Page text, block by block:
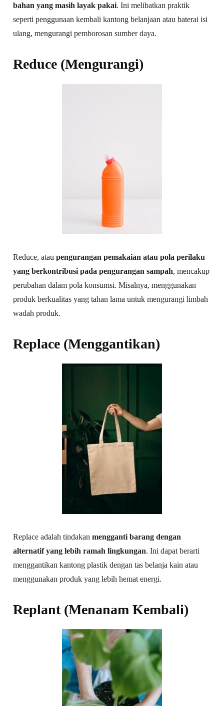
bahan yang masih layak pakai. Ini melibatkan praktik
seperti penggunaan kembali kantong belanjaan atau baterai isi
ulang, mengurangi pemborosan sumber daya.
Reduce (Mengurangi)
Reduce, ataupengurangan pemakaian atau pola perilaku
yang berkontribusi pada pengurangan sampah, mencakup
perubahan dalam pola konsumsi. Misalnya, menggunakan
produk berkualitas yang tahan lama untuk mengurangi limbah
wadah produk.
Replace (Menggantikan)
Replace adalah tindakanmengganti barang dengan
alternatif yang lebih ramah lingkungan. Ini dapat berarti
menggantikan kantong plastik dengan tas belanja kain atau
menggunakan produk yang lebih hemat energi.
Replant (Menanam Kembali)